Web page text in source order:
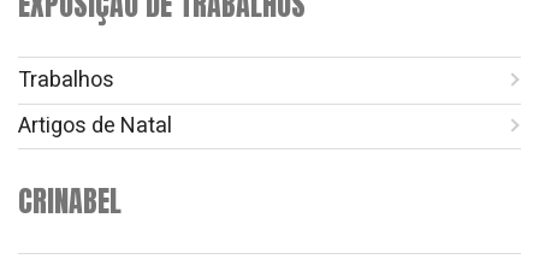
Trabalhos
Artigos de Natal
CRINABEL